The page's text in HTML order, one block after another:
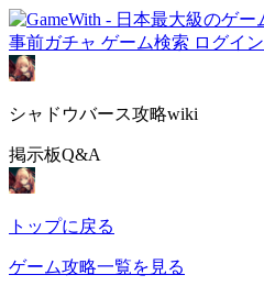
事前ガチャ ゲーム検索 ログイン
シャドウバース攻略wiki
掲示板Q&A
トップに戻る
ゲーム攻略一覧を見る